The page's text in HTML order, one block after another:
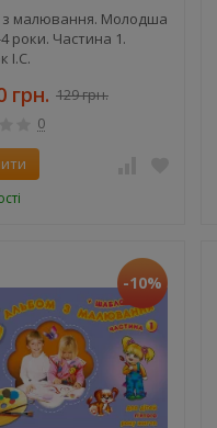
малювання. Молодша
роки. Частина 1.
І.С.
грн. 129 грн.
0
-10%